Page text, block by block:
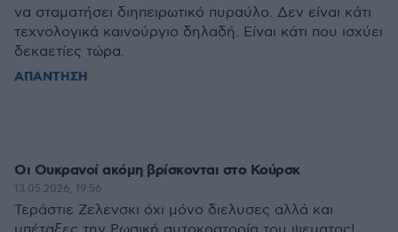
να σταματήσει διηπειρωτικό πυραύλο. Δεν είναι κάτι
τεχνολογικά καινούργιο δηλαδή. Είναι κάτι που ισχύει
δεκαετίες τώρα.
ΑΠΑΝΤΗΣΗ
Οι Ουκρανοί ακόμη βρίσκονται στο Κούρσκ
13.05.2026, 19:56
Τεράστιε Ζελενσκι όχι μόνο διελυσες αλλά και